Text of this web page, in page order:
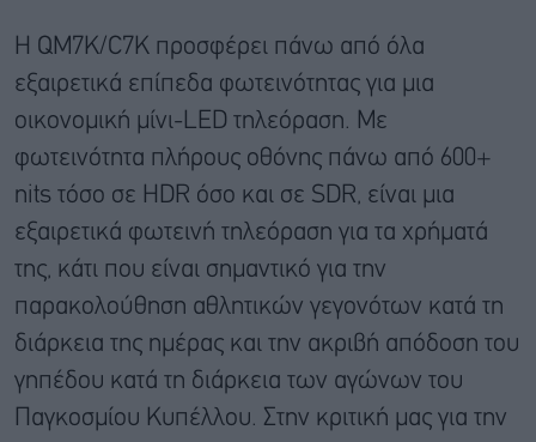
Η QM7K/C7K προσφέρει πάνω από όλα
εξαιρετικά επίπεδα φωτεινότητας για μια
οικονομική μίνι-LED τηλεόραση. Με
φωτεινότητα πλήρους οθόνης πάνω από 600+
nits τόσο σε HDR όσο και σε SDR, είναι μια
εξαιρετικά φωτεινή τηλεόραση για τα χρήματά
της, κάτι που είναι σημαντικό για την
παρακολούθηση αθλητικών γεγονότων κατά τη
διάρκεια της ημέρας και την ακριβή απόδοση του
γηπέδου κατά τη διάρκεια των αγώνων του
Παγκοσμίου Κυπέλλου. Στην κριτική μας για την